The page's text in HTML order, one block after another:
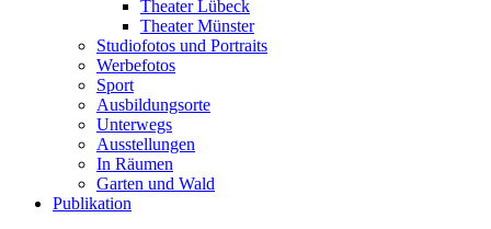
Theater Lübeck
Theater Münster
Studiofotos und Portraits
Werbefotos
Sport
Ausbildungsorte
Unterwegs
Ausstellungen
In Räumen
Garten und Wald
Publikation